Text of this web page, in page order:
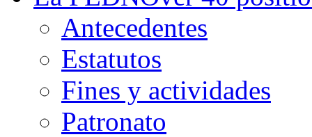
Antecedentes
Estatutos
Fines y actividades
Patronato